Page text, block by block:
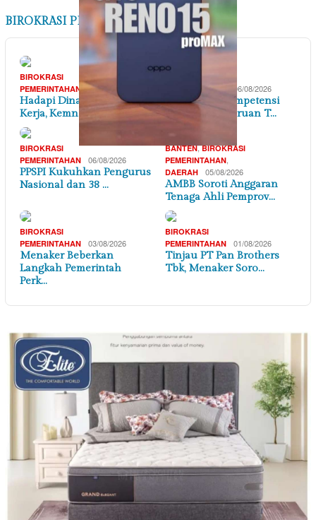
BIROKRASI PEMERINTAHAN
BIROKRASI
PEMERINTAHAN
07/08/2026
Hadapi Dinamika Dunia
Kerja, Kemnaker Se…
PEMERINTAHAN
06/08/2026
Penguatan Kompetensi
Lulusan Perguruan T…
BIROKRASI
PEMERINTAHAN
06/08/2026
PPSPI Kukuhkan Pengurus
Nasional dan 38 …
BANTEN,BIROKRASI
PEMERINTAHAN
DAERAH 05/08/2026
AMBB Soroti Anggaran
Tenaga Ahli Pemprov…
BIROKRASI
PEMERINTAHAN
03/08/2026
Menaker Beberkan
Langkah Pemerintah
Perk…
BIROKRASI
PEMERINTAHAN
01/08/2026
Tinjau PT Pan Brothers
Tbk, Menaker Soro…